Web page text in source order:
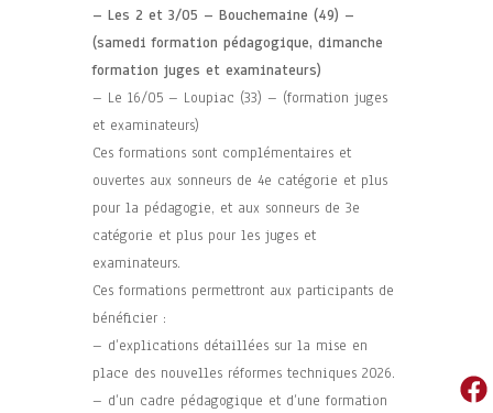
– Les 2 et 3/05 – Bouchemaine (49) –
(samedi formation pédagogique, dimanche
formation juges et examinateurs)
– Le 16/05 – Loupiac (33) – (formation juges
et examinateurs)
Ces formations sont complémentaires et
ouvertes aux sonneurs de 4e catégorie et plus
pour la pédagogie, et aux sonneurs de 3e
catégorie et plus pour les juges et
examinateurs.
Ces formations permettront aux participants de
bénéficier :
– d’explications détaillées sur la mise en
place des nouvelles réformes techniques 2026.
– d’un cadre pédagogique et d’une formation